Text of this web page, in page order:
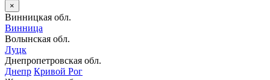
×
Винницкая обл.
Винница
Волынская обл.
Луцк
Днепропетровская обл.
Днепр Кривой Рог